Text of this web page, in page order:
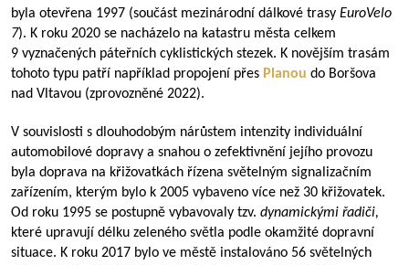
byla otevřena 1997 (součást mezinárodní dálkové trasy EuroVelo
7). K roku 2020 se nacházelo na katastru města celkem
9 vyznačených páteřních cyklistických stezek. K novějším trasám
tohoto typu patří například propojení přes Planou do Boršova
nad Vltavou (zprovozněné 2022).
V souvislosti s dlouhodobým nárůstem intenzity individuální
automobilové dopravy a snahou o zefektivnění jejího provozu
byla doprava na křižovatkách řízena světelným signalizačním
zařízením, kterým bylo k 2005 vybaveno více než 30 křižovatek.
Od roku 1995 se postupně vybavovaly tzv. dynamickými řadiči,
které upravují délku zeleného světla podle okamžité dopravní
situace. K roku 2017 bylo ve městě instalováno 56 světelných